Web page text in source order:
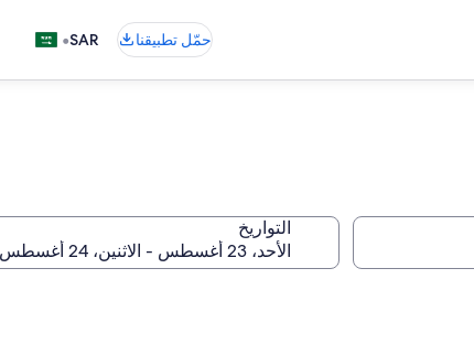
حمّل تطبيقنا SAR
•
التواريخ